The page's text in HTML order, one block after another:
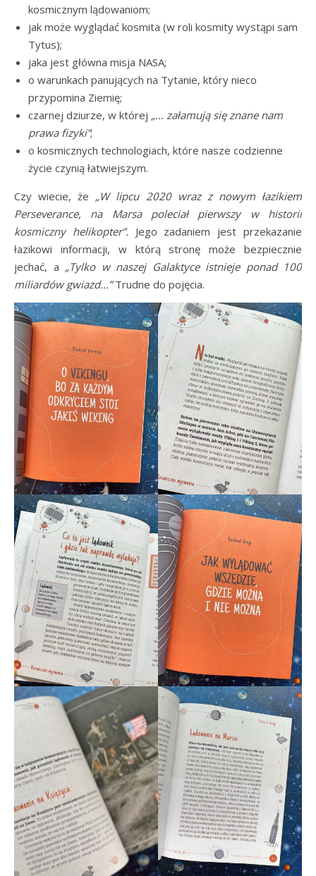
kosmicznym lądowaniom;
jak może wyglądać kosmita (w roli kosmity wystąpi sam
Tytus);
jaka jest główna misja NASA;
o warunkach panujących na Tytanie, który nieco
przypomina Ziemię;
czarnej dziurze, w której „… załamują się znane nam
prawa fizyki”;
o kosmicznych technologiach, które nasze codzienne
życie czynią łatwiejszym.
Czy wiecie, że „W lipcu 2020 wraz z nowym łazikiem
Perseverance, na Marsa poleciał pierwszy w historii
kosmiczny helikopter”. Jego zadaniem jest przekazanie
łazikowi informacji, w którą stronę może bezpiecznie
jechać, a „Tylko w naszej Galaktyce istnieje ponad 100
miliardów gwiazd…”Trudne do pojęcia.